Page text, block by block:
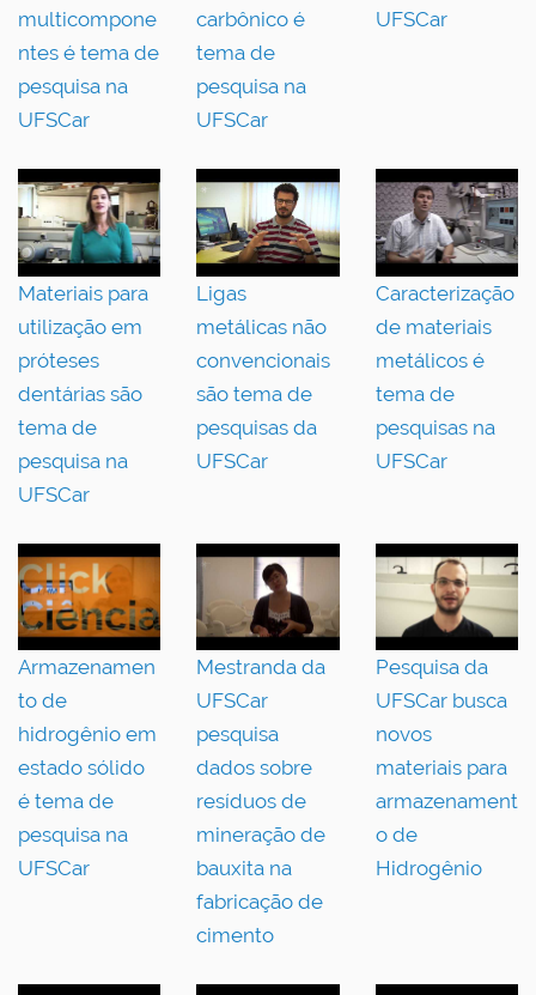
multicompone
ntes é tema de
pesquisa na
UFSCar
carbônico é
tema de
pesquisa na
UFSCar
UFSCar
Materiais para
utilização em
próteses
dentárias são
tema de
pesquisa na
UFSCar
Ligas
metálicas não
convencionais
são tema de
pesquisas da
UFSCar
Caracterização
de materiais
metálicos é
tema de
pesquisas na
UFSCar
Armazenamen
to de
hidrogênio em
estado sólido
é tema de
pesquisa na
UFSCar
Mestranda da
UFSCar
pesquisa
dados sobre
resíduos de
mineração de
bauxita na
fabricação de
cimento
Pesquisa da
UFSCar busca
novos
materiais para
armazenament
o de
Hidrogênio